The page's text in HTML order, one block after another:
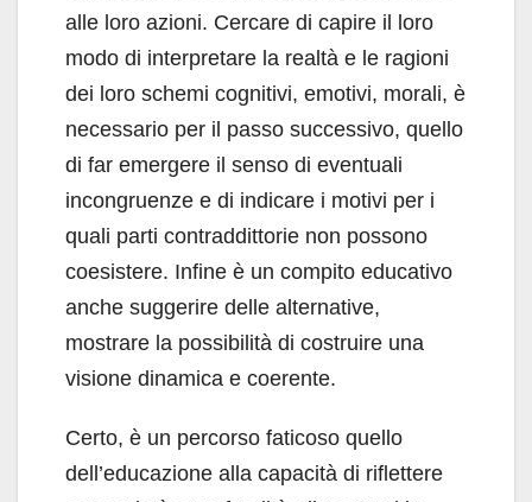
alle loro azioni. Cercare di capire il loro
modo di interpretare la realtà e le ragioni
dei loro schemi cognitivi, emotivi, morali, è
necessario per il passo successivo, quello
di far emergere il senso di eventuali
incongruenze e di indicare i motivi per i
quali parti contraddittorie non possono
coesistere. Infine è un compito educativo
anche suggerire delle alternative,
mostrare la possibilità di costruire una
visione dinamica e coerente.
Certo, è un percorso faticoso quello
dell’educazione alla capacità di riflettere